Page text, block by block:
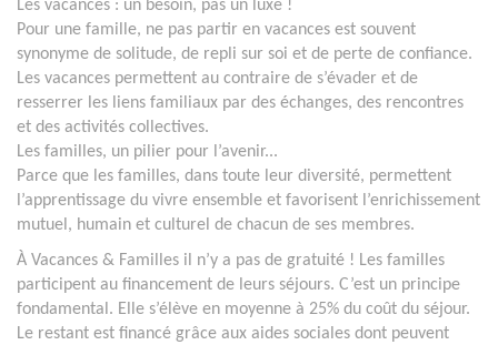
Les vacances : un besoin, pas un luxe !
Pour une famille, ne pas partir en vacances est souvent
synonyme de solitude, de repli sur soi et de perte de confiance.
Les vacances permettent au contraire de s’évader et de
resserrer les liens familiaux par des échanges, des rencontres
et des activités collectives.
Les familles, un pilier pour l’avenir...
Parce que les familles, dans toute leur diversité, permettent
l’apprentissage du vivre ensemble et favorisent l’enrichissement
mutuel, humain et culturel de chacun de ses membres.
À Vacances & Familles il n’y a pas de gratuité ! Les familles
participent au financement de leurs séjours. C’est un principe
fondamental. Elle s’élève en moyenne à 25% du coût du séjour.
Le restant est financé grâce aux aides sociales dont peuvent